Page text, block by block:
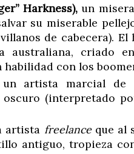
Harkness), un
su miserable
de cabecera).
australiana, criado
con los
artista marcial de
oscuro (interpretado
artista freelanceque al
antiguo, tropieza